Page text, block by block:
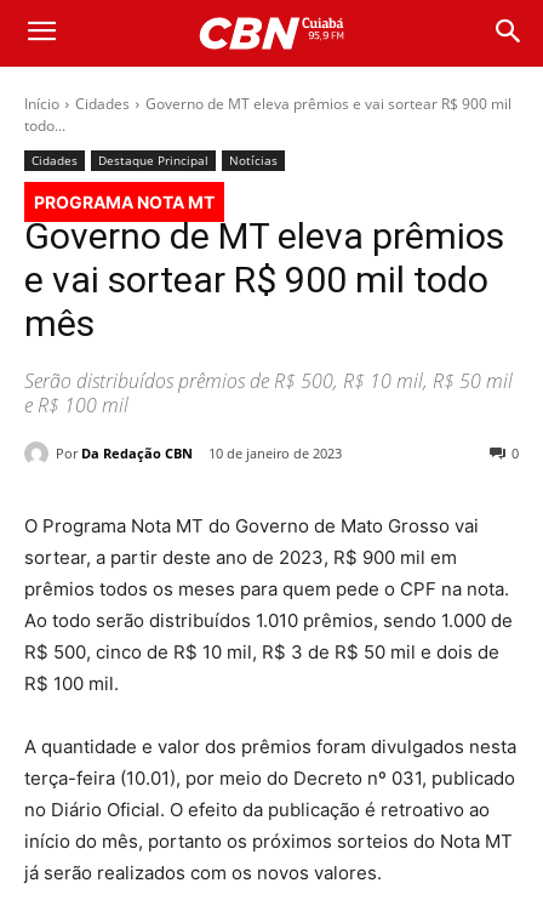
Início Cidades
Governo de MT eleva prêmios e vai sortear R$ 900 mil
todo...
Cidades Destaque Principal Notícias
PROGRAMA NOTA MT
Governo de MT eleva prêmios
e vai sortear R$ 900 mil todo
mês
Serão distribuídos prêmios de R$ 500, R$ 10 mil, R$ 50 mil
e R$ 100 mil
Por Da Redação CBN 10 de janeiro de 2023 0
O Programa Nota MT do Governo de Mato Grosso vai
sortear, a partir deste ano de 2023, R$ 900 mil em
prêmios todos os meses para quem pede o CPF na nota.
Ao todo serão distribuídos 1.010 prêmios, sendo 1.000 de
R$ 500, cinco de R$ 10 mil, R$ 3 de R$ 50 mil e dois de
R$ 100 mil.
A quantidade e valor dos prêmios foram divulgados nesta
terça-feira (10.01), por meio do Decreto nº 031, publicado
no Diário Oficial. O efeito da publicação é retroativo ao
início do mês, portanto os próximos sorteios do Nota MT
já serão realizados com os novos valores.